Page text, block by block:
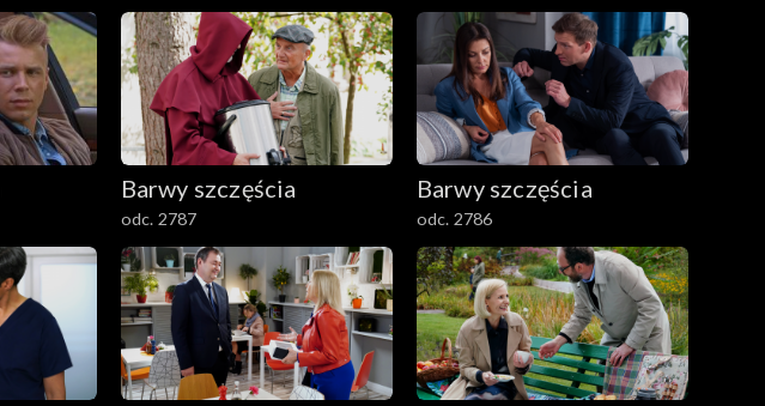
Barwy szczęścia
odc. 2787
Barwy szczęścia
odc. 2786